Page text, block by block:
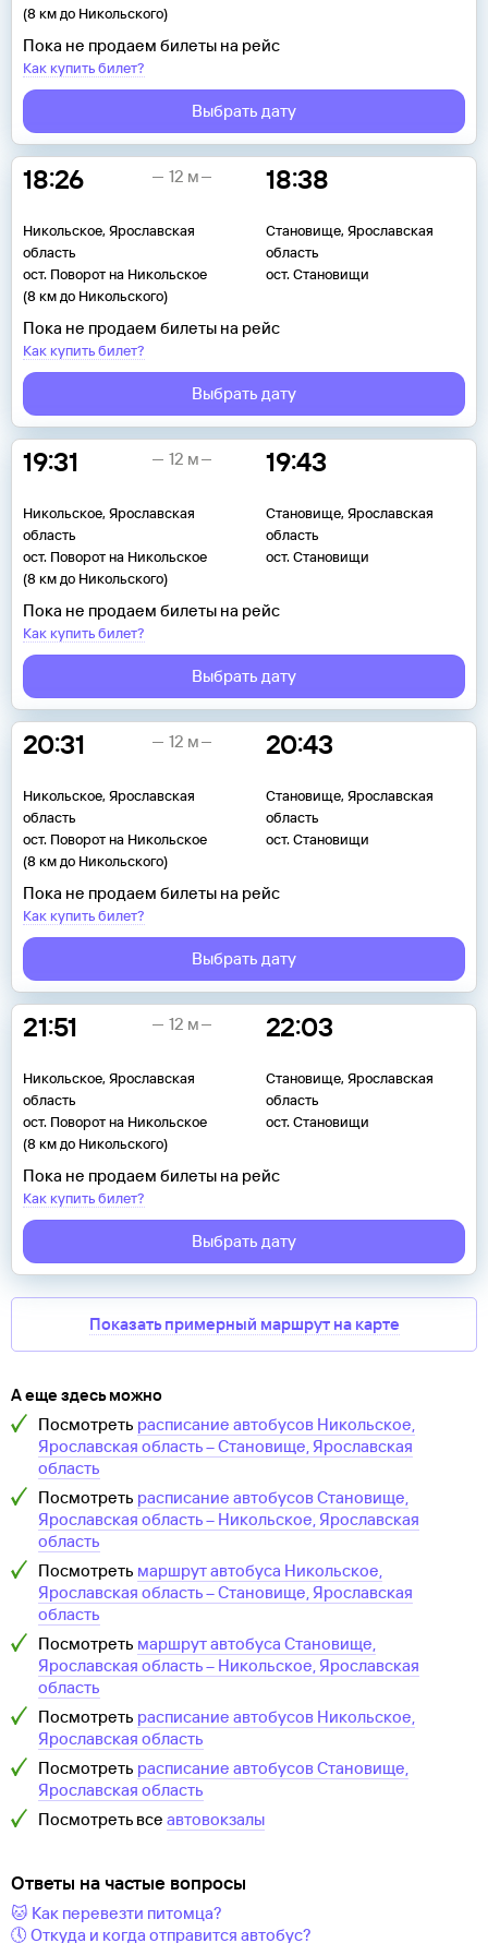
(8 км до Никольского)
Пока не продаем билеты на рейс
Как купить билет?
Выбрать дату
18:26
Никольское, Ярославская
область
ост. Поворот на Никольское
(8 км до Никольского)
18:38
Становище, Ярославская
область
ост. Становищи
12 м
Пока не продаем билеты на рейс
Как купить билет?
Выбрать дату
19:31
Никольское, Ярославская
область
ост. Поворот на Никольское
(8 км до Никольского)
19:43
Становище, Ярославская
область
ост. Становищи
12 м
Пока не продаем билеты на рейс
Как купить билет?
Выбрать дату
20:31
Никольское, Ярославская
область
ост. Поворот на Никольское
(8 км до Никольского)
20:43
Становище, Ярославская
область
ост. Становищи
12 м
Пока не продаем билеты на рейс
Как купить билет?
Выбрать дату
21:51
Никольское, Ярославская
область
ост. Поворот на Никольское
(8 км до Никольского)
22:03
Становище, Ярославская
область
ост. Становищи
12 м
Пока не продаем билеты на рейс
Как купить билет?
Выбрать дату
Показать примерный маршрут на карте
А еще здесь можно
Посмотреть расписание автобусов Никольское,
Ярославская область–Становище, Ярославская
область
Посмотреть расписание автобусовСтановище,
Ярославская область– Никольское, Ярославская
область
Посмотреть маршрут автобуса Никольское,
Ярославская область–Становище, Ярославская
область
Посмотреть маршрут автобуса Становище,
Ярославская область– Никольское, Ярославская
область
Посмотреть расписание автобусов Никольское,
Ярославская область
Посмотреть расписание автобусовСтановище,
Ярославская область
Посмотреть все автовокзалы
Ответы на частые вопросы
🐱 Как перевезти питомца?
🕔 Откуда и когда отправится автобус?